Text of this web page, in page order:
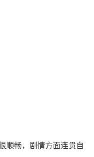
顺畅，剧情方面连贯自